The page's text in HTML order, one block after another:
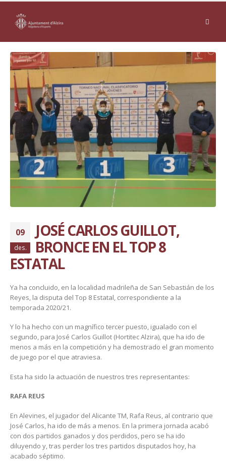
09
des.
JOSÉ CARLOS GUILLOT,
BRONCE EN EL TOP 8
ESTATAL
Ya ha concluido, en la localidad madrileña de San Sebastián de los
Reyes, la disputa del Top 8 Estatal, correspondiente a la
temporada 2020/21.
Y lo ha hecho con un magnífico tercer puesto, igualado con el
segundo, para José Carlos Guillot (Hortitec Alzira), que ha ido de
menos a más en la competición y ha demostrado el gran momento
de juego por el que atraviesa.
Esta ha sido la actuación de nuestros tres representantes:
RAFA REUS
En Alevines, el jugador del Alicante TM, Rafa Reus, al contrario que
José Carlos, ha ido de más a menos. En la primera jornada acabó
con dos partidos ganados y dos perdidos, pero se ha ido
diluyendo y, tras perder los tres partidos disputados hoy, ha
acabado séptimo.